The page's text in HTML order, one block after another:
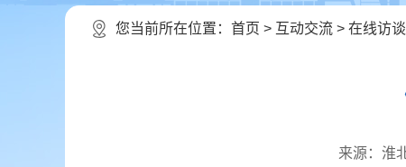
您当前所在位置： 首页 > 互动交流 > 在线访谈
来源：淮